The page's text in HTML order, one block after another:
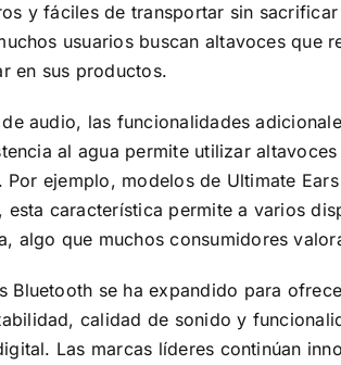
y fáciles de transportar sin
usuarios buscan altavoces que
en sus productos.
audio, las funcionalidades
al agua permite utilizar
ejemplo, modelos de Ultimate
característica permite a varios
algo que muchos consumidores
Bluetooth se ha expandido para
calidad de sonido y
Las marcas líderes continúan